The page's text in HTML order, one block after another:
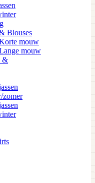
Blouses
mouw
mouw
&
zomer